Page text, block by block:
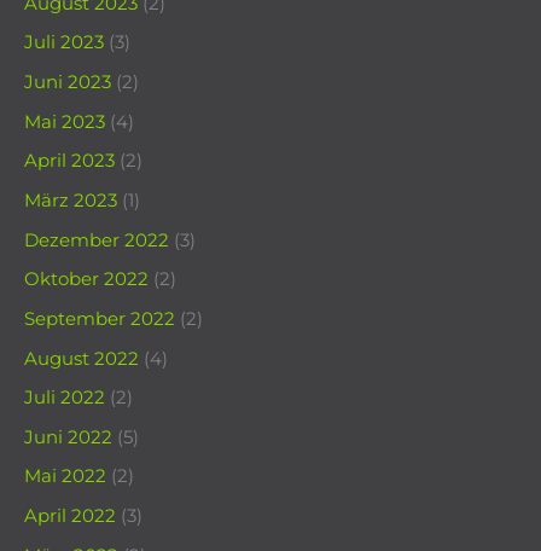
Juli 2023 (3)
Juni 2023 (2)
Mai 2023 (4)
April 2023 (2)
März 2023 (1)
Dezember 2022 (3)
Oktober 2022 (2)
September 2022 (2)
August 2022 (4)
Juli 2022 (2)
Juni 2022 (5)
Mai 2022 (2)
April 2022 (3)